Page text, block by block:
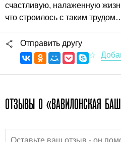
счастливую, налаженную
что строилось с таким
Отправить другу
ОТЗЫВЫ О «ВАВИЛОНСКАЯ